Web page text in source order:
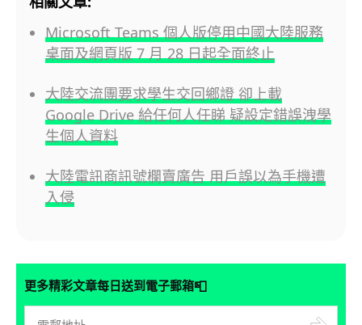
Microsoft Teams 個人版停用中國大陸服務
桌面及網頁版 7 月 28 日起全面終止
大陸交流團要求學生交回鄉證 卻上載
Google Drive 給任何人任睇 疑設定錯誤洩學
生個人資料
大陸電訊商訊號欄賣廣告 用戶誤以為手機遭
入侵
更多精彩文章每日送到電子郵箱📮